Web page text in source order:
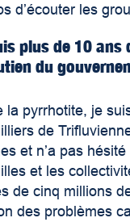
d’écouter les
plus de 10
du
pyrrhotite, je
de
et n’a pas
et les
de cinq millions
des problèmes